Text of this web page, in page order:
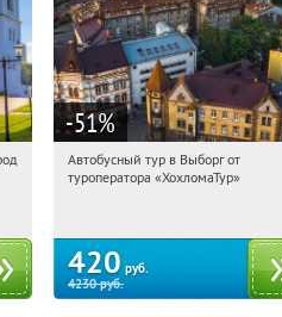
2
-51%
05:40:56 Купили:
Автобусный тур в Выборг от
туроператора «ХохломаТур»
420 руб.
4230руб.